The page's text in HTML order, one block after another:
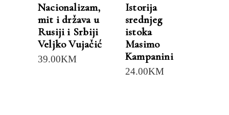
Nacionalizam,
mit i država u
Rusiji i Srbiji
Veljko Vujačić
39.00KM
Istorija
srednjeg
istoka
Masimo
Kampanini
24.00KM